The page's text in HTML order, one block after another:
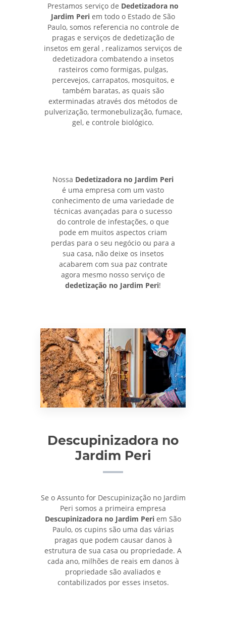
Prestamos serviço de Dedetizadora no
Jardim Peri em todo o Estado de São
Paulo, somos referencia no controle de
pragas e serviços de dedetização de
insetos em geral , realizamos serviços de
dedetizadora combatendo a insetos
rasteiros como formigas, pulgas,
percevejos, carrapatos, mosquitos, e
também baratas, as quais são
exterminadas através dos métodos de
pulverização, termonebulização, fumace,
gel, e controle biológico.
Nossa Dedetizadora no Jardim Peri
é uma empresa com um vasto
conhecimento de uma variedade de
técnicas avançadas para o sucesso
do controle de infestações, o que
pode em muitos aspectos criam
perdas para o seu negócio ou para a
sua casa, não deixe os insetos
acabarem com sua paz contrate
agora mesmo nosso serviço de
dedetização no Jardim Peri!
Descupinizadora no
Jardim Peri
Se o Assunto for Descupinização no Jardim
Peri somos a primeira empresa
Descupinizadora no Jardim Peri em São
Paulo, os cupins são uma das várias
pragas que podem causar danos à
estrutura de sua casa ou propriedade. A
cada ano, milhões de reais em danos à
propriedade são avaliados e
contabilizados por esses insetos.